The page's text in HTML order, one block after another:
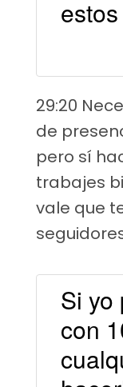
29:20
de
pero sí
trabajes
vale que
Si yo
con